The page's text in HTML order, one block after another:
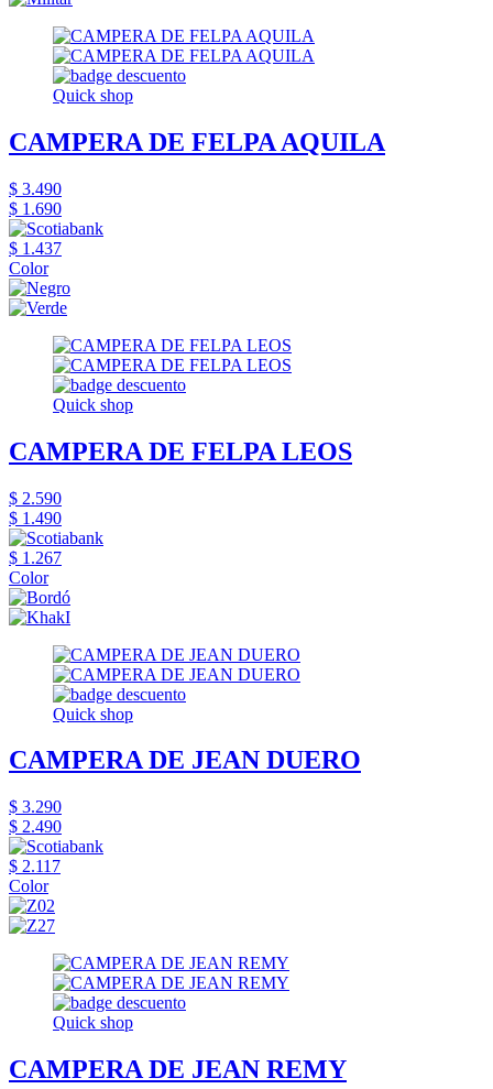
Quick shop
CAMPERA DE FELPA AQUILA
$ 3.490
$ 1.690
$ 1.437
Color
Quick shop
CAMPERA DE FELPA LEOS
$ 2.590
$ 1.490
$ 1.267
Color
Quick shop
CAMPERA DE JEAN DUERO
$ 3.290
$ 2.490
$ 2.117
Color
Quick shop
CAMPERA DE JEAN REMY